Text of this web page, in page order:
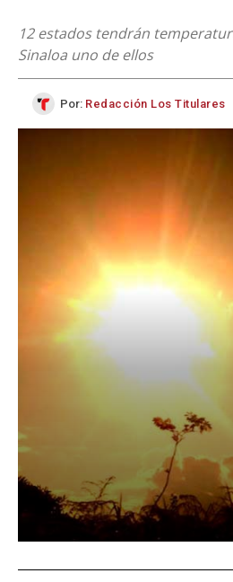
12 estados tendrán
Sinaloa uno de ellos
Por: Redacción Los Titulares